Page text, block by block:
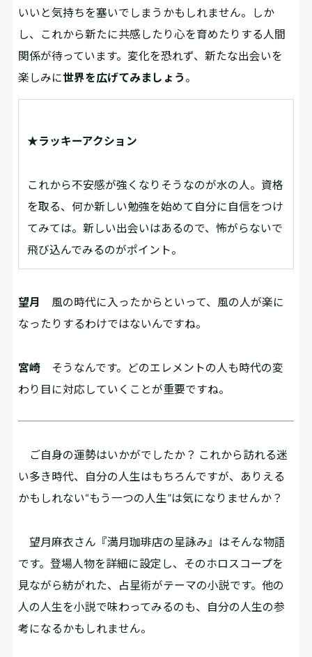
いいと気持ちを塞いでしまうかもしれません。しか
し、これから新たに共感したり⼼を育めたりする⼈間
関係が待っています。変化を恐れず、新たな出会いを
楽しみに世界を広げてみましょう 。
★ラッキーアクション
これから不安感が強くなりそうなのが水の人。資格
を取る、何か新しい勉強を始めて自分に自信をつけ
てみては。新しい出会いはあるので、怖がらないで
飛び込んでみるのがポイント。
望月
風の時代に入ったからといって、風の人が楽に
なったりするわけではないんですね。
宮崎 そうなんです。どのエレメントの人も時代の変
わり目に対応していくことが重要ですね。
ご自身の運勢はいかがでしたか？ これから訪れる迷
い多き時代、自分の人生はもちろんですが、ありえる
かもしれない“もう一つの人生”は気になりませんか？
望月麻衣さん『満月珈琲店の星詠み』はそんな物語
です。登場人物を詳細に設定し、そのホロスコープを
見ながら紡がれた、占星術がテーマの小説です。他の
人の人生を小説で味わってみるのも、自分の人生の参
考になるかもしれません。